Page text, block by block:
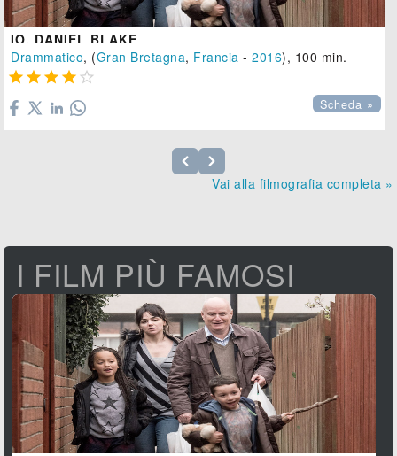
IO, DANIEL BLAKE
Drammatico, (Gran Bretagna, Francia -2016), 100 min.
    
Scheda »
Vai alla filmografia completa »
I FILM PIÙ FAMOSI